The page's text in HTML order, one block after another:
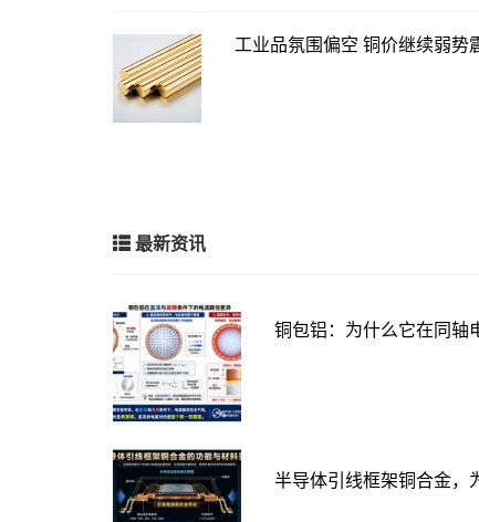
工业品氛围偏空 铜价继续弱势
最新资讯
铜包铝：为什么它在同轴
半导体引线框架铜合金，